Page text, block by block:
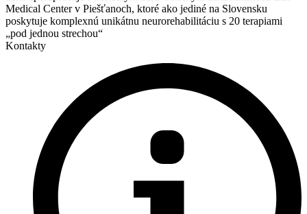
Medical Center v Piešťanoch, ktoré ako jediné na Slovensku
poskytuje komplexnú unikátnu neurorehabilitáciu s 20 terapiami
„pod jednou strechou“
Kontakty